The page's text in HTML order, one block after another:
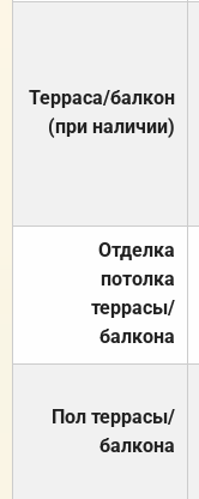
Терраса/балкон
(при наличии)
Отделка
потолка
террасы/
балкона
Пол террасы/
балкона